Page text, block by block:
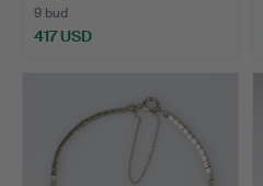
9 bud
417 USD